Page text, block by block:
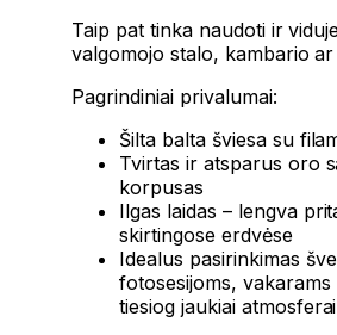
Taip pat tinka naudoti ir
valgomojo stalo, kambario
Pagrindiniai privalumai:
Šilta balta šviesa su
Tvirtas ir atsparus oro
korpusas
Ilgas laidas – lengva
skirtingose erdvėse
Idealus pasirinkimas
fotosesijoms,
tiesiog jaukiai